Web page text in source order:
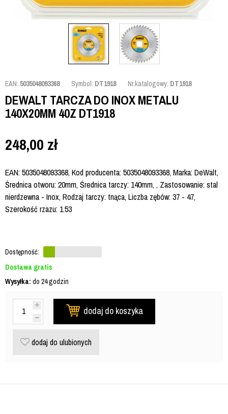
EAN: 5035048093368 Symbol: DT1918 Nr.katalogowy: DT1918
DEWALT TARCZA DO INOX METALU
140X20MM 40Z DT1918
248,00 zł
EAN: 5035048093368, Kod producenta: 5035048093368, Marka: DeWalt,
Średnica otworu: 20mm, Średnica tarczy: 140mm, , Zastosowanie: stal
nierdzewna - Inox, Rodzaj tarczy: tnąca, Liczba zębów: 37 - 47,
Szerokość rzazu: 1.53
Dostępność:
Dostawa gratis
Wysyłka: do 24 godzin
dodaj do koszyka
dodaj do ulubionych